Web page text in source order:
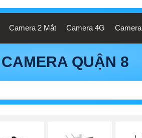
Camera 2 Mắt Camera 4G
QUẬN 8